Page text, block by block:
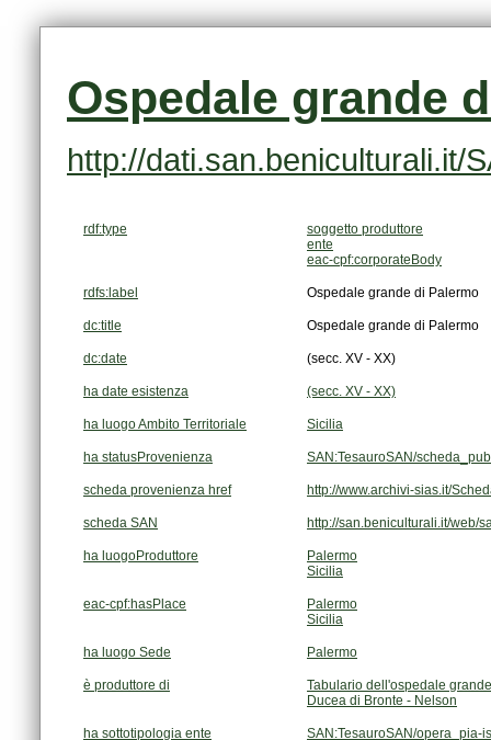
Ospedale grande
http://dati.san.beniculturali.it/
rdf:type
soggetto produttore
ente
eac-cpf:corporateBody
rdfs:label Ospedale grande di Palermo
dc:title Ospedale grande di Palermo
dc:date (secc. XV - XX)
ha date esistenza (secc. XV - XX)
ha luogo Ambito Territoriale Sicilia
ha statusProvenienza SAN:TesauroSAN/
scheda provenienza href http://www.archivi-sias.it/
scheda SAN http://san.beniculturali.it/web/
ha luogoProduttore
Palermo
Sicilia
eac-cpf:hasPlace
Palermo
Sicilia
ha luogo Sede Palermo
è produttore di
Tabulario dell'ospedale
Ducea di Bronte - Nelson
ha sottotipologia ente SAN:TesauroSAN/opera_pia-